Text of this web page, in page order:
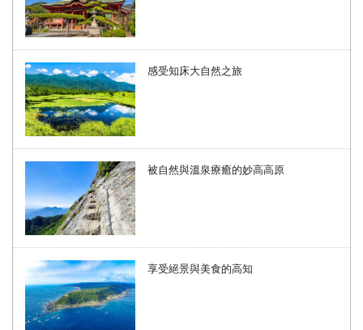
感受知床大自然之旅
被自然與溫泉療癒的妙高高原
享受絕景與美食的高知